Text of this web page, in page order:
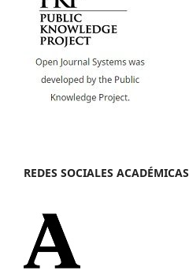
REDES SOCIALES ACADÉMICAS